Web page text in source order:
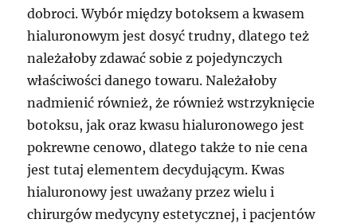
dobroci. Wybór między botoksem a kwasem
hialuronowym jest dosyć trudny, dlatego też
należałoby zdawać sobie z pojedynczych
właściwości danego towaru. Należałoby
nadmienić również, że również wstrzyknięcie
botoksu, jak oraz kwasu hialuronowego jest
pokrewne cenowo, dlatego także to nie cena
jest tutaj elementem decydującym. Kwas
hialuronowy jest uważany przez wielu i
chirurgów medycyny estetycznej, i pacjentów